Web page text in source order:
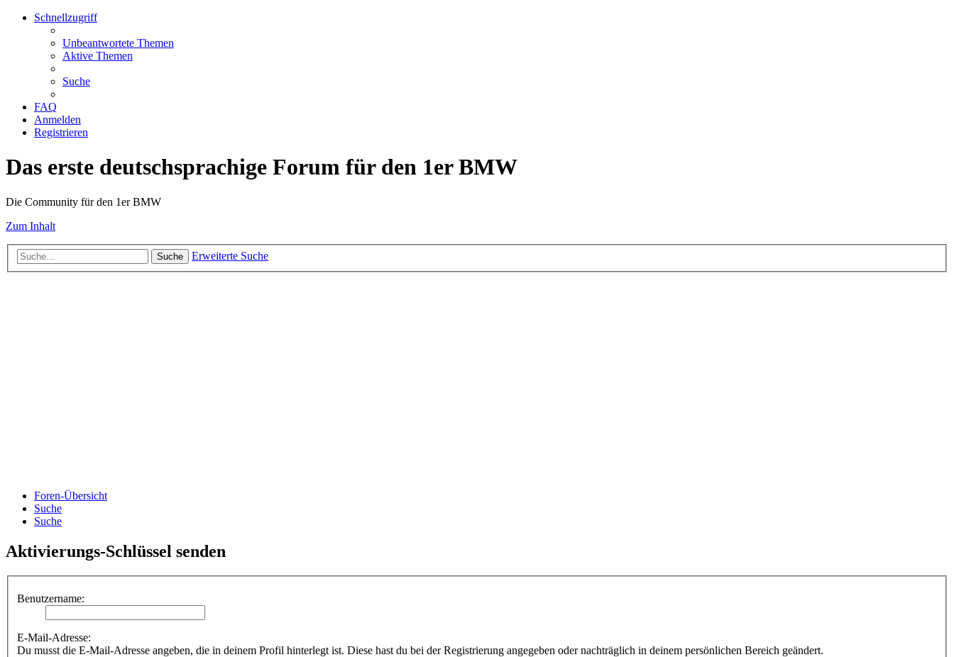
Schnellzugriff
Unbeantwortete Themen
Aktive Themen
Suche
FAQ
Anmelden
Registrieren
Das erste deutschsprachige Forum für den 1er BMW
Die Community für den 1er BMW
Zum Inhalt
Suche Erweiterte Suche
Foren-Übersicht
Suche
Suche
Aktivierungs-Schlüssel senden
Benutzername:
E-Mail-Adresse:
Du musst die E-Mail-Adresse angeben, die in deinem Profil hinterlegt ist. Diese hast du bei der Registrierung angegeben oder nachträglich in deinem persönlichen Bereich geändert.